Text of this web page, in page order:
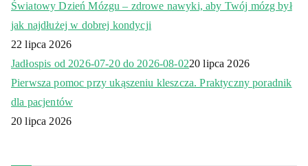
Światowy Dzień Mózgu – zdrowe nawyki, aby Twój mózg był
jak najdłużej w dobrej kondycji
22 lipca 2026
Jadłospis od 2026-07-20 do 2026-08-0220 lipca 2026
Pierwsza pomoc przy ukąszeniu kleszcza. Praktyczny poradnik
dla pacjentów
20 lipca 2026